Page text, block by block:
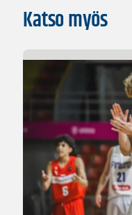
Katso myös